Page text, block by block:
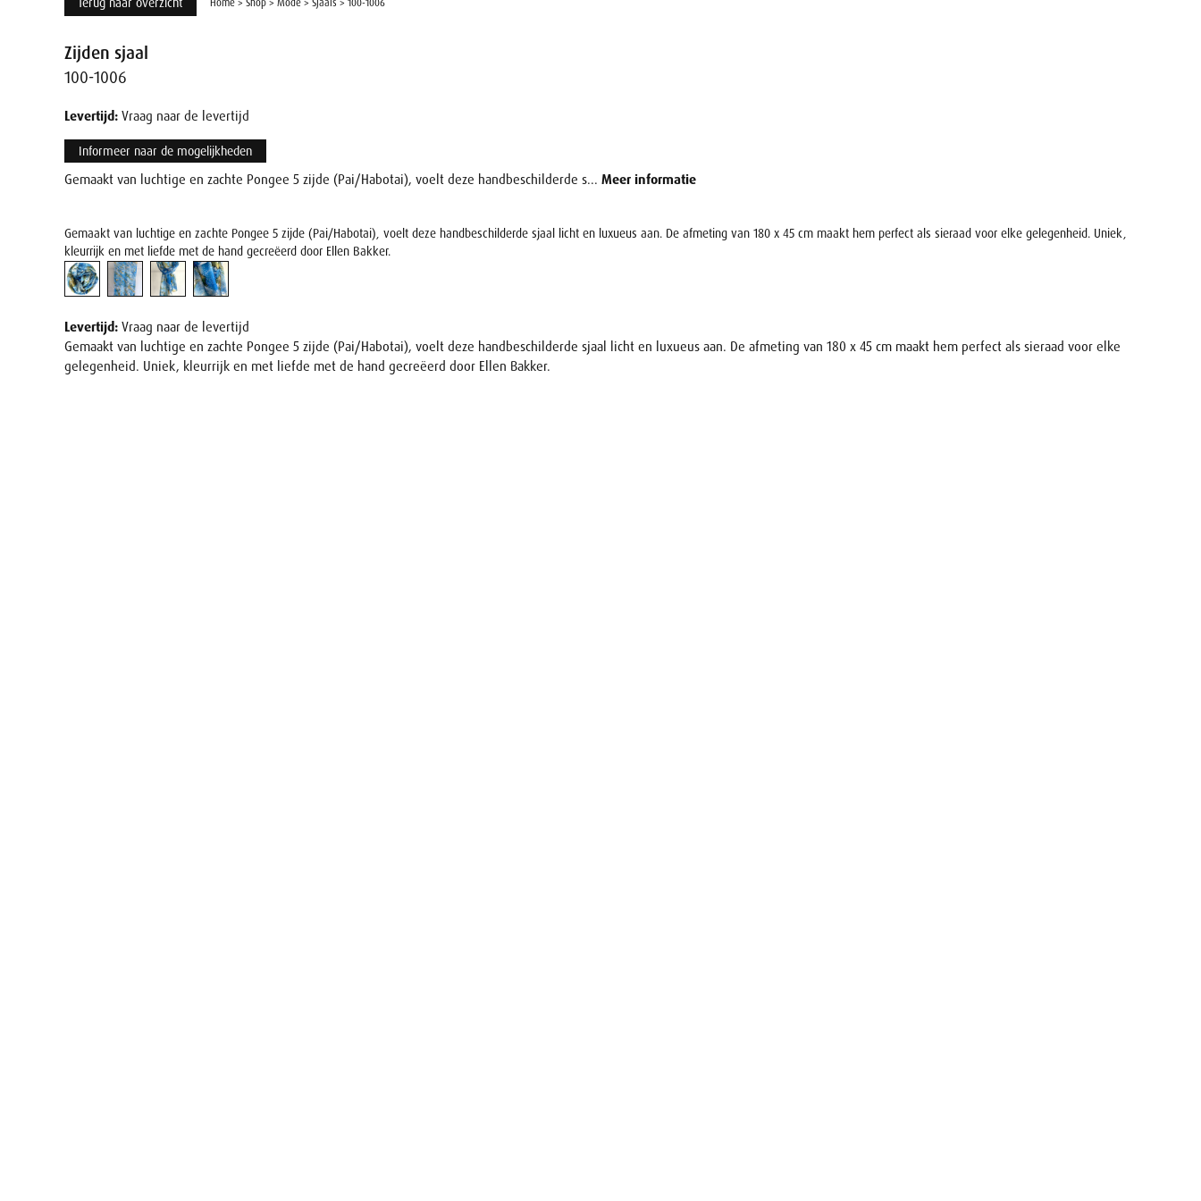
Home > Shop > Mode > Sjaals > 100-1006
Zijden sjaal
100-1006
Levertijd: Vraag naar de levertijd
Informeer naar de mogelijkheden
Gemaakt van luchtige en zachte Pongee 5 zijde (Pai/Habotai), voelt deze handbeschilderde s... Meer informatie
Gemaakt van luchtige en zachte Pongee 5 zijde (Pai/Habotai), voelt deze handbeschilderde sjaal licht en luxueus aan. De afmeting van 180 x 45 cm maakt hem perfect als sieraad voor elke gelegenheid. Uniek,
kleurrijk en met liefde met de hand gecreëerd door Ellen Bakker.
Levertijd: Vraag naar de levertijd
Gemaakt van luchtige en zachte Pongee 5 zijde (Pai/Habotai), voelt deze handbeschilderde sjaal licht en luxueus aan. De afmeting van 180 x 45 cm maakt hem perfect als sieraad voor elke
gelegenheid. Uniek, kleurrijk en met liefde met de hand gecreëerd door Ellen Bakker.